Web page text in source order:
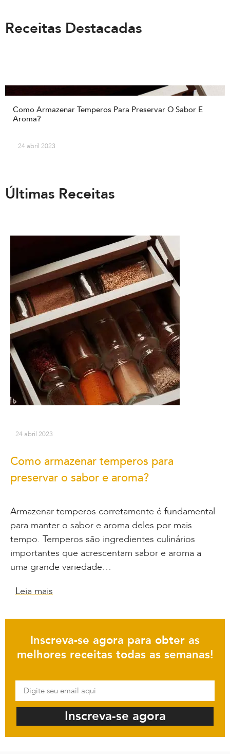
Receitas Destacadas
Como Armazenar Temperos Para Preservar O Sabor E
Aroma?
24 abril 2023
Últimas Receitas
24 abril 2023
Como armazenar temperos para
preservar o sabor e aroma?
Armazenar temperos corretamente é fundamental
para manter o sabor e aroma deles por mais
tempo. Temperos são ingredientes culinários
importantes que acrescentam sabor e aroma a
uma grande variedade…
Leia mais
Inscreva-se agora para obter as
melhores receitas todas as semanas!
Inscreva-se agora